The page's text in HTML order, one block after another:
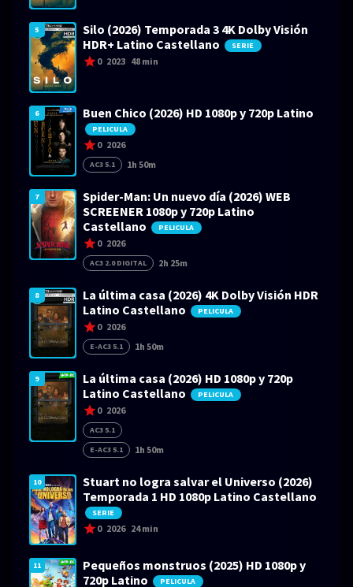
5
Silo (2026) Temporada 3 4K Dolby Visión
HDR+ Latino Castellano
SERIE
0 2023 48 min
6 Buen Chico (2026) HD 1080p y 720p Latino
PELICULA
0 2026
AC3 5.1 1h 50m
7
Spider-Man: Un nuevo día (2026) WEB
SCREENER 1080p y 720p Latino
Castellano
PELICULA
0 2026
AC3 2.0 DIGITAL 2h 25m
8
La última casa (2026) 4K Dolby Visión HDR
Latino Castellano
PELICULA
0 2026
E-AC3 5.1 1h 50m
9
La última casa (2026) HD 1080p y 720p
Latino Castellano
PELICULA
0 2026
AC3 5.1
E-AC3 5.1
1h 50m
10
Stuart no logra salvar el Universo (2026)
Temporada 1 HD 1080p Latino Castellano
SERIE
0 2026 24 min
11
Pequeños monstruos (2025) HD 1080p y
720p Latino
PELICULA